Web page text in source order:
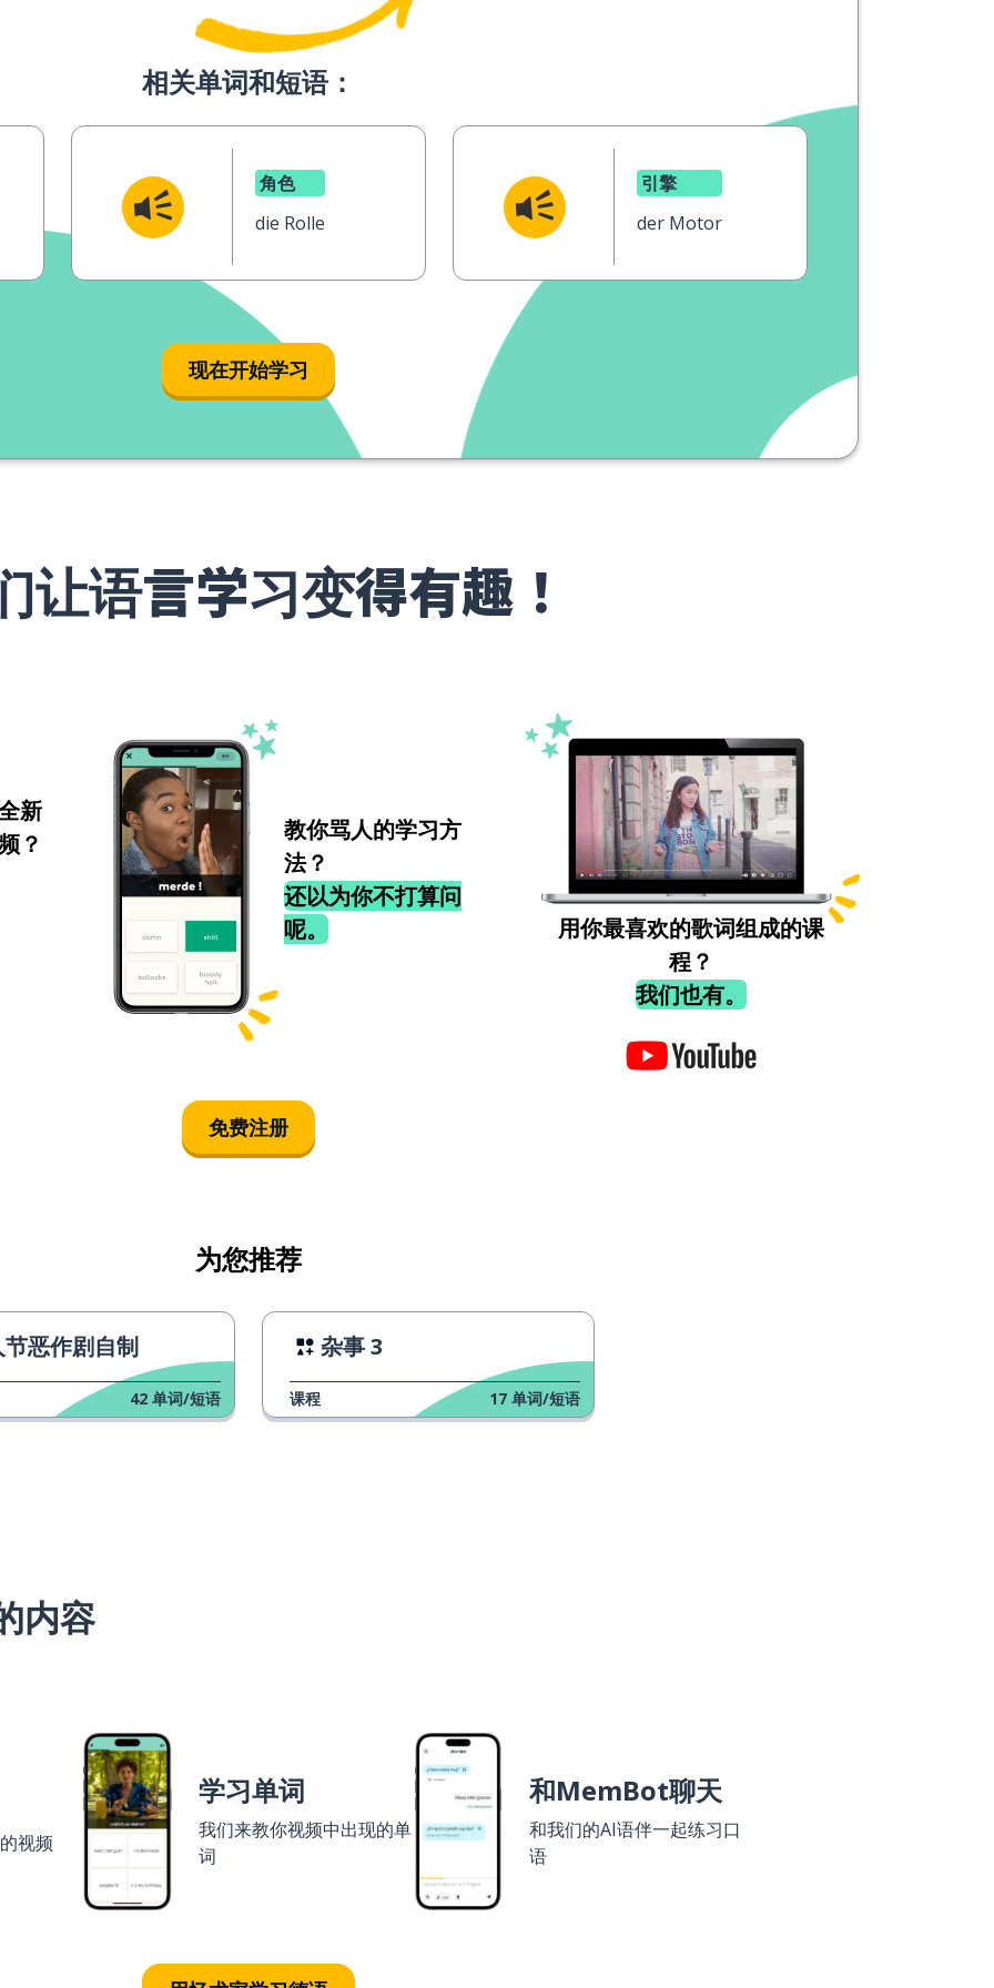
相关单词和短语：
角色
die Rolle
引擎
der Motor
现在开始学习
让语言学习变得有趣！
新
？
教你骂人的学习方
法？
还以为你不打算问
呢。
用你最喜欢的歌词组成的课
程？
我们也有。
免费注册
为您推荐
恶作剧自制
42 单词/短语
杂事 3
课程 17 单词/短语
内容
视频
学习单词
我们来教你视频中出现的单
词
和MemBot聊天
和我们的AI语伴一起练习口
语